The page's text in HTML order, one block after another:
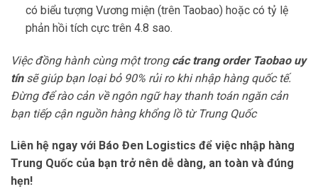
có biểu tượng Vương miện (trên Taobao) hoặc có tỷ lệ
phản hồi tích cực trên 4.8 sao.
Việc đồng hành cùng một trong các trang order Taobao uy
tínsẽ giúp bạn loại bỏ 90% rủi ro khi nhập hàng quốc tế.
Đừng để rào cản về ngôn ngữ hay thanh toán ngăn cản
bạn tiếp cận nguồn hàng khổng lồ từ Trung Quốc
Liên hệ ngay với Báo Đen Logistics để việc nhập hàng
Trung Quốc của bạn trở nên dễ dàng, an toàn và đúng
hẹn!